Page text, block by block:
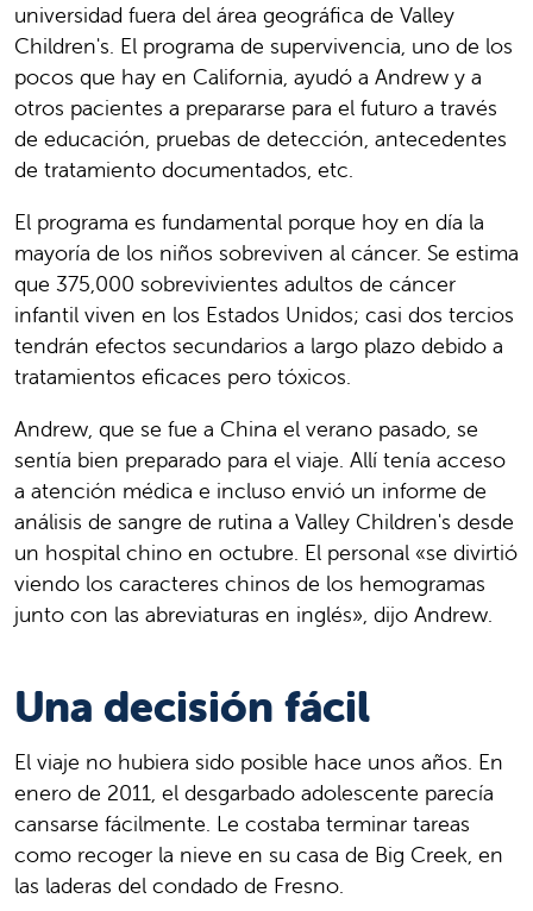
universidad fuera del área geográfica de Valley
Children's. El programa de supervivencia, uno de los
pocos que hay en California, ayudó a Andrew y a
otros pacientes a prepararse para el futuro a través
de educación, pruebas de detección, antecedentes
de tratamiento documentados, etc.
El programa es fundamental porque hoy en día la
mayoría de los niños sobreviven al cáncer. Se estima
que 375,000 sobrevivientes adultos de cáncer
infantil viven en los Estados Unidos; casi dos tercios
tendrán efectos secundarios a largo plazo debido a
tratamientos eficaces pero tóxicos.
Andrew, que se fue a China el verano pasado, se
sentía bien preparado para el viaje. Allí tenía acceso
a atención médica e incluso envió un informe de
análisis de sangre de rutina a Valley Children's desde
un hospital chino en octubre. El personal «se divirtió
viendo los caracteres chinos de los hemogramas
junto con las abreviaturas en inglés», dijo Andrew.
Una decisión fácil
El viaje no hubiera sido posible hace unos años. En
enero de 2011, el desgarbado adolescente parecía
cansarse fácilmente. Le costaba terminar tareas
como recoger la nieve en su casa de Big Creek, en
las laderas del condado de Fresno.